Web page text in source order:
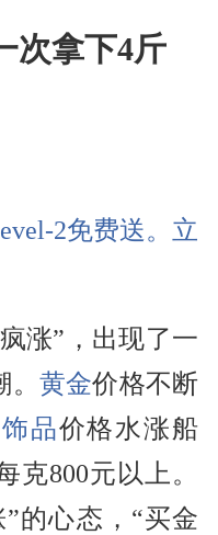
次拿下4斤
2免费送。立
涨”，出现了一
黄金价格不断
饰品价格水涨船
克800元以上。
的心态，“买金